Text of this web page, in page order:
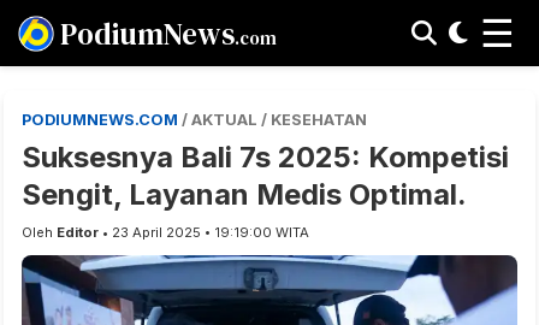
PodiumNews.com ☰
PODIUMNEWS.COM / AKTUAL / KESEHATAN
Suksesnya Bali 7s 2025: Kompetisi
Sengit, Layanan Medis Optimal.
Oleh Editor • 23 April 2025 • 19:19:00 WITA